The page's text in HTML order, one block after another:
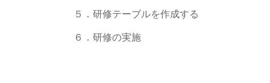
５．研修テーブルを作成する
６．研修の実施